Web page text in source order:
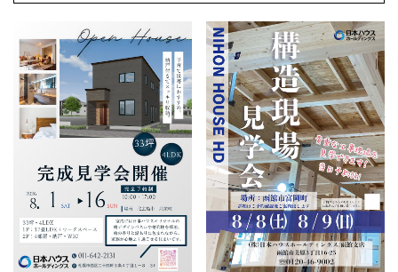
感謝訪問・長期保証
直営工事
1メーターモジュール
冷暖房標準装備
24時間対応コールセンター
理想の木材「檜」
平屋の家
外観・インテリア集
暮らし方提案
住まいのコラム
選ばれる理由
リフォームの流れ
介護保険利用で快適リフォーム
賃貸併用住宅のメリット
安心のサポートシステム
展示場案内
分譲住宅・土地
分譲マンション
分譲マンション トップ
ワザックとは
高い信頼性
会社情報
会社情報 トップ
お問い合わせ